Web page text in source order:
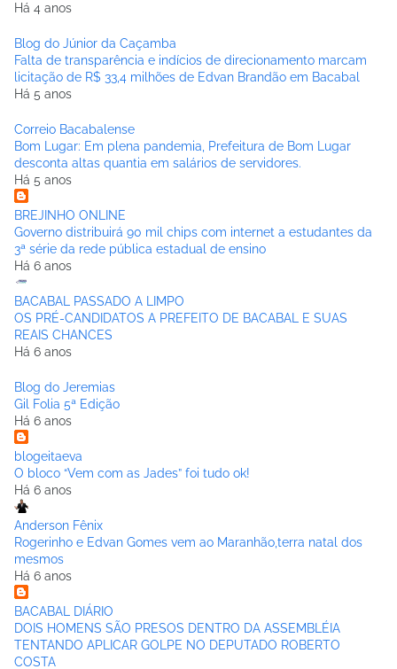
Há 4 anos
Blog do Júnior da Caçamba
Falta de transparência e indícios de direcionamento marcam
licitação de R$ 33,4 milhões de Edvan Brandão em Bacabal
Há 5 anos
Correio Bacabalense
Bom Lugar: Em plena pandemia, Prefeitura de Bom Lugar
desconta altas quantia em salários de servidores.
Há 5 anos
BREJINHO ONLINE
Governo distribuirá 90 mil chips com internet a estudantes da
3ª série da rede pública estadual de ensino
Há 6 anos
BACABAL PASSADO A LIMPO
OS PRÉ-CANDIDATOS A PREFEITO DE BACABAL E SUAS
REAIS CHANCES
Há 6 anos
Blog do Jeremias
Gil Folia 5ª Edição
Há 6 anos
blogeitaeva
O bloco “Vem com as Jades” foi tudo ok!
Há 6 anos
Anderson Fênix
Rogerinho e Edvan Gomes vem ao Maranhão,terra natal dos
mesmos
Há 6 anos
BACABAL DIÁRIO
DOIS HOMENS SÃO PRESOS DENTRO DA ASSEMBLÉIA
TENTANDO APLICAR GOLPE NO DEPUTADO ROBERTO
COSTA